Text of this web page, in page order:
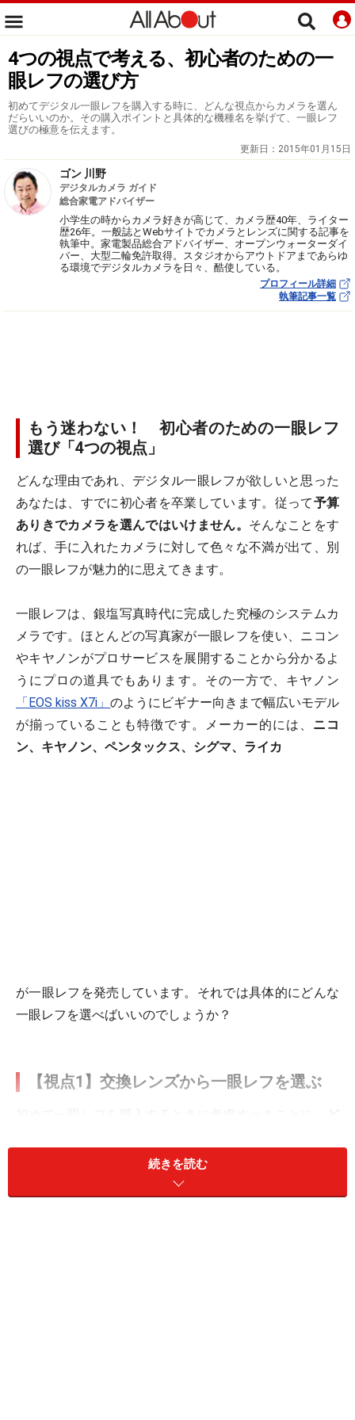
4つの視点で考える、初心者のための一
眼レフの選び方
初めてデジタル一眼レフを購入する時に、どんな視点からカメラを選ん
だらいいのか。その購入ポイントと具体的な機種名を挙げて、一眼レフ
選びの極意を伝えます。
更新日： 2015年01月15日
ゴン 川野
デジタルカメラ ガイド
総合家電アドバイザー
小学生の時からカメラ好きが高じて、カメラ歴40年、ライター
歴26年。一般誌とWebサイトでカメラとレンズに関する記事を
執筆中。家電製品総合アドバイザー、オープンウォーターダイ
バー、大型二輪免許取得。スタジオからアウトドアまであらゆ
る環境でデジタルカメラを日々、酷使している。
プロフィール詳細
執筆記事一覧
もう迷わない！ 初心者のための一眼レフ
選び「4つの視点」
どんな理由であれ、デジタル一眼レフが欲しいと思った
あなたは、すでに初心者を卒業しています。従って予算
ありきでカメラを選んではいけません。 そんなことをす
れば、手に入れたカメラに対して色々な不満が出て、別
の一眼レフが魅力的に思えてきます。
一眼レフは、銀塩写真時代に完成した究極のシステムカ
メラです。ほとんどの写真家が一眼レフを使い、ニコン
やキヤノンがプロサービスを展開することから分かるよ
うにプロの道具でもあります。その一方で、キヤノン
「EOS kiss X7i」のようにビギナー向きまで幅広いモデル
が揃っていることも特徴です。メーカー的には、 ニコ
ン、キヤノン、ペンタックス、シグマ、ライカ
が一眼レフを発売しています。それでは具体的にどんな
一眼レフを選べばいいのでしょうか？
【視点1】交換レンズから一眼レフを選ぶ
コンの一眼レフを買うということは、ニコンのレンズを
選ぶということです。あなたが将来、交換レンズを3本
続きを読む